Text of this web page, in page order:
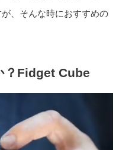
、そんな時におすすめの
？Fidget Cube